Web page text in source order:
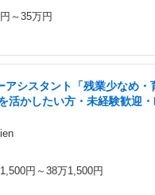
～35万円
アシスタント「残業少なめ・
活かしたい方・未経験歓迎
円～38万1,500円